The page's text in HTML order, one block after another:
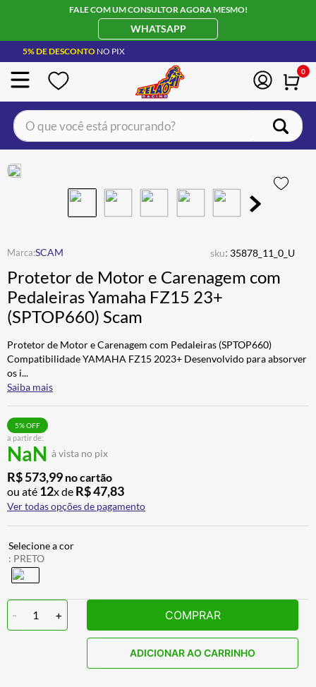
FALE COM UM CONSULTOR AGORA MESMO!
WHATSAPP
5% DE DESCONTO NO PIX
0
O que você está procurando?
SCAM sku: 35878_11_0_U
Protetor de Motor e Carenagem com
Pedaleiras Yamaha FZ15 23+
(SPTOP660) Scam
Protetor de Motor e Carenagem com Pedaleiras (SPTOP660)
Compatibilidade YAMAHA FZ15 2023+ Desenvolvido para absorver
os i...
Saiba mais
a partir de:
NaN à vista no pix
5% OFF
R$573,99 no cartão
ou até 12x de R$47,83
Ver todas opções de pagamento
: PRETO
- 1 + COMPRAR
ADICIONAR AO CARRINHO
BOTA
4º ÓCULOS SOLAR
5º LUVA
6º BAU
º ALPINESTAR
8º AIROH